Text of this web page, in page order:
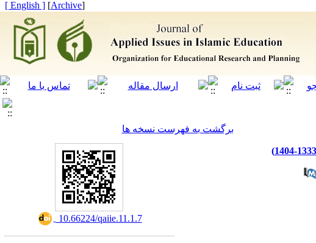
[
Archive
]
[ English ]
برگشت به فهرست نسخه ها
‎ 10.66224/qaiie.11.1.7